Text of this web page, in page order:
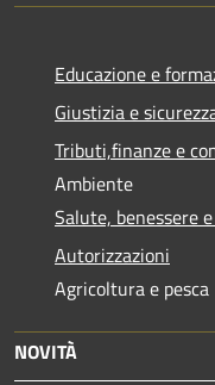
Educazione e
Giustizia e
Tributi,finanze e
Ambiente
Salute, benessere
Autorizzazioni
Agricoltura e pesca
NOVITÀ